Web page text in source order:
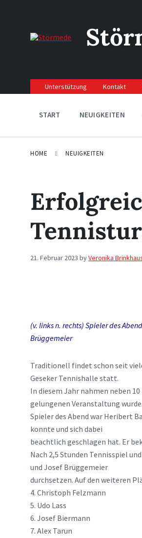
navigation
Unterstützung Kontakt
START NEUIGKEITEN
HOME NEUIGKEITEN
21. Februar 2023 byVeronika
(v. links n. rechts) Spieler des
Brüggemeier
Traditionell findet schon seit
Geseker Tennishalle statt.
In diesem Jahr nahmen neben
gelungenen Veranstaltung wurde.
Spieler des Abend war Heribert
konnte und sich dabei
beachtlich geschlagen hat. Er
Nach 2,5 Stunden Tennisspiel
und Josef Brüggemeier
durchsetzen. Auf den weiteren
4. Christoph Felzmann
5. Udo Lass
6. Josef Biermann
7. Alex Tarun